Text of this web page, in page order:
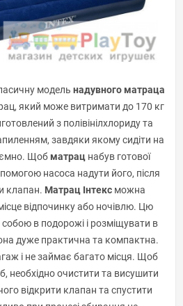
модель надувного матраца
який може витримати до 170 кг
з полівінілхлориду та
завдяки якому сидіти на
Щоб матрац набув готової
насоса надути його, після
клапан. Матрац Інтекс можна
відпочинку або ночівлю. Цю
в подорожі і розміщувати в
дуже практична та компактна.
і не займає багато місця. Щоб
необхідно очистити та висушити
відкрити клапан та спустити